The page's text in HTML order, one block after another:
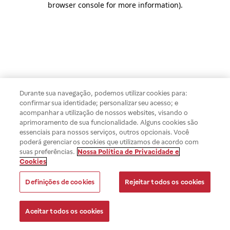
browser console for more information).
Durante sua navegação, podemos utilizar cookies para:
confirmar sua identidade; personalizar seu acesso; e
acompanhar a utilização de nossos websites, visando o
aprimoramento de sua funcionalidade. Alguns cookies são
essenciais para nossos serviços, outros opcionais. Você
poderá gerenciar os cookies que utilizamos de acordo com
suas preferências. Nossa Política de Privacidade e
Cookies
Definições de cookies Rejeitar todos os cookies
Aceitar todos os cookies